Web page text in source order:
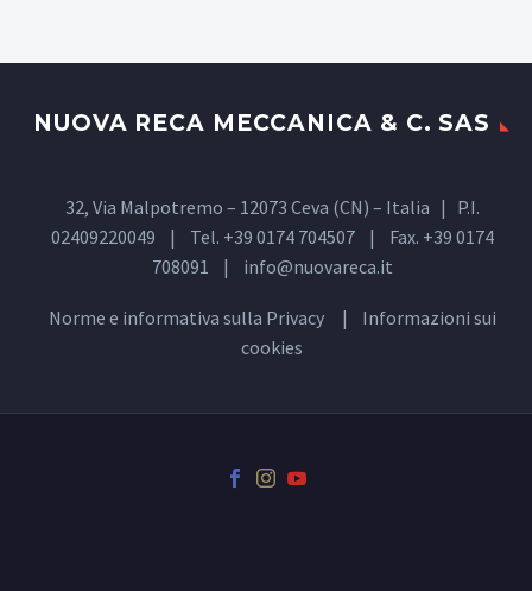
NUOVA RECA MECCANICA & C. SAS
32, Via Malpotremo – 12073 Ceva (CN) – Italia | P.I.
02409220049 | Tel. +39 0174 704507 | Fax. +39 0174
708091 | info@nuovareca.it
Norme e informativa sulla Privacy| Informazioni sui
cookies